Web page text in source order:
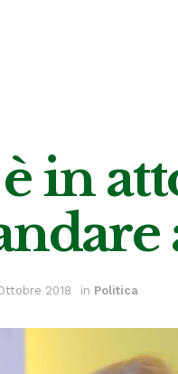
in
2018 in Politica